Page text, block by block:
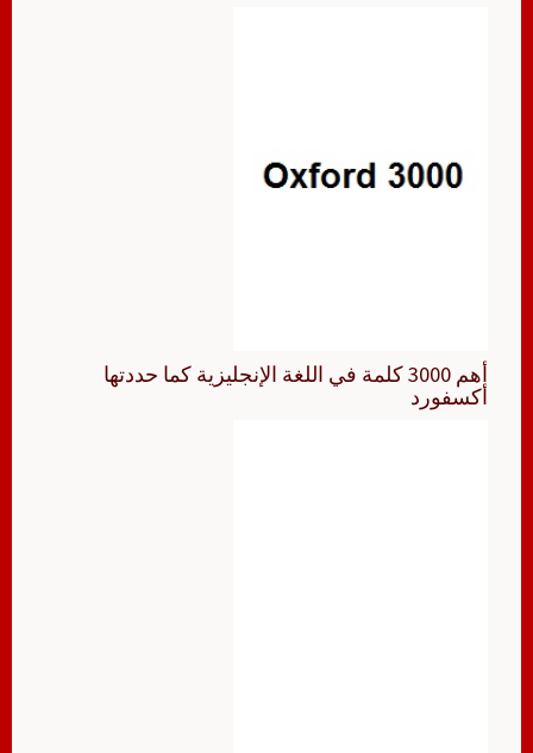
أهم 3000 كلمة في اللغة الإنجليزية كما حددتها
أكسفورد